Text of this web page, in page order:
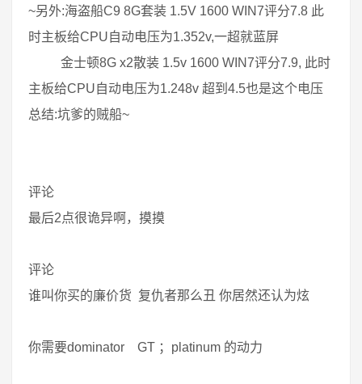
~另外:海盗船C9 8G套装 1.5V 1600 WIN7评分7.8 此
时主板给CPU自动电压为1.352v,一超就蓝屏
金士顿8G x2散装 1.5v 1600 WIN7评分7.9, 此时
主板给CPU自动电压为1.248v 超到4.5也是这个电压
总结:坑爹的贼船~
评论
最后2点很诡异啊，摸摸
评论
谁叫你买的廉价货 复仇者那么丑 你居然还认为炫
你需要dominator GT ；platinum 的动力